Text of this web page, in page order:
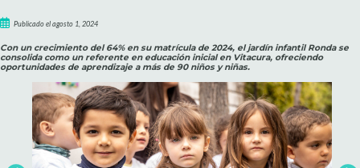
Publicado el agosto 1, 2024
Con un crecimiento del 64% en su matrícula de 2024, el jardín infantil Ronda se
consolida como un referente en educación inicial en Vitacura, ofreciendo
oportunidades de aprendizaje a más de 90 niños y niñas.